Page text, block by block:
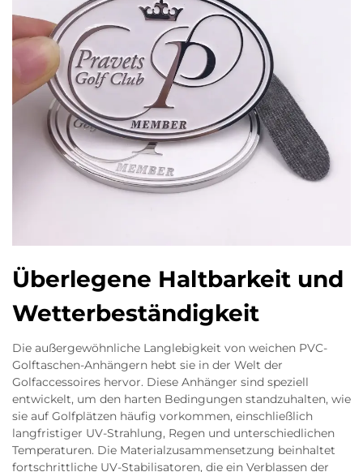
Überlegene Haltbarkeit und
Wetterbeständigkeit
Die außergewöhnliche Langlebigkeit von weichen PVC-
Golftaschen-Anhängern hebt sie in der Welt der
Golfaccessoires hervor. Diese Anhänger sind speziell
entwickelt, um den harten Bedingungen standzuhalten, wie
sie auf Golfplätzen häufig vorkommen, einschließlich
langfristiger UV-Strahlung, Regen und unterschiedlichen
Temperaturen. Die Materialzusammensetzung beinhaltet
fortschrittliche UV-Stabilisatoren, die ein Verblassen der